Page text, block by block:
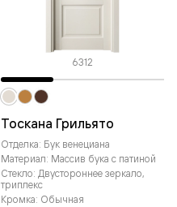
6312
Тоскана Грильято
Отделка: Бук венециана
Материал: Массив бука с патиной
Стекло: Двустороннее зеркало,
триплекс
Кромка: Обычная